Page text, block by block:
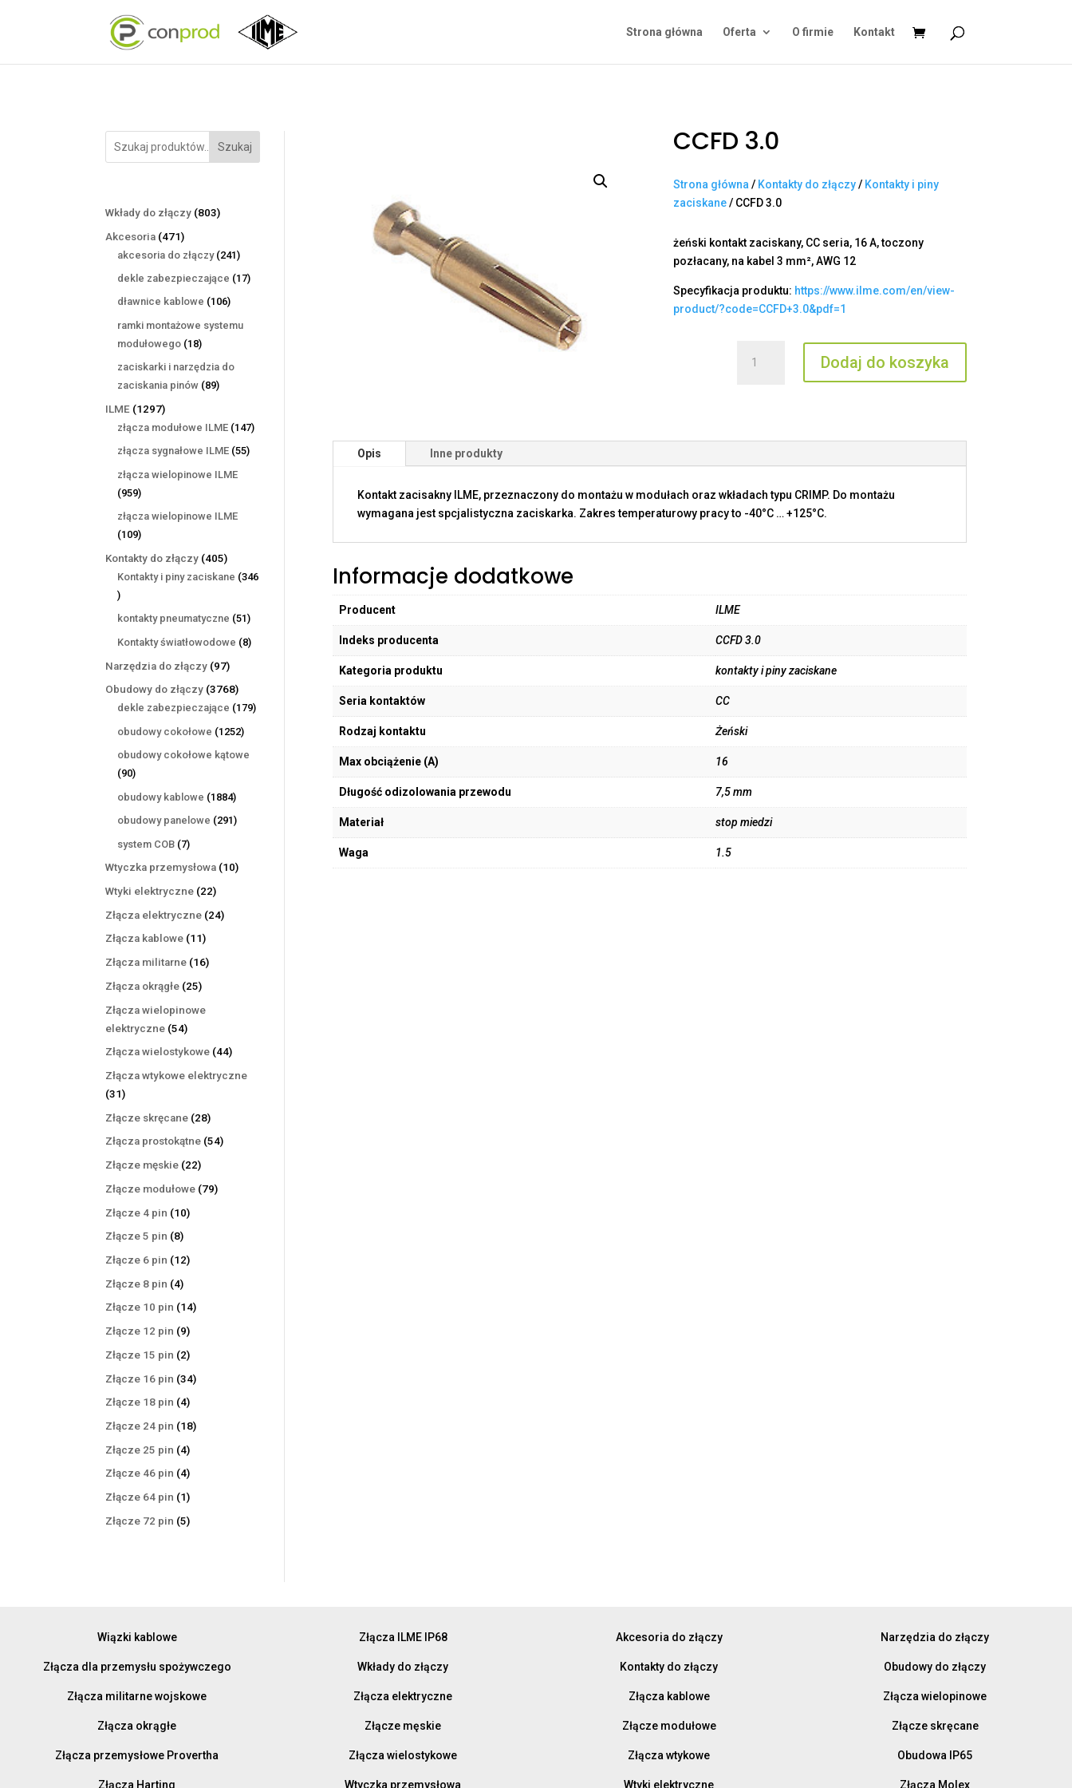
Strona główna Oferta O firmie Kontakt
Szukaj
Wkłady do złączy 803803
Akcesoria 471471
produktów
akcesoria do złączy 241241
produktów
dekle zabezpieczające 1717
dławnice kablowe 106106
ramki montażowe systemu
modułowego 1818
produktów
zaciskarki i narzędzia do
zaciskania pinów 8989
ILME 12971297
produktów
złącza modułowe ILME 147147
złącza sygnałowe ILME 5555
złącza wielopinowe ILME
959959
produktów
złącza wielopinowe ILME
109109
produktów
Kontakty do złączy 405405
produktów
Kontakty i piny zaciskane 346
346
produktów
kontakty pneumatyczne 5151
produktów
Kontakty światłowodowe 88
Narzędzia do złączy 9797
produktów
Obudowy do złączy 37683768
produktów
dekle zabezpieczające 179179
obudowy cokołowe 12521252
obudowy cokołowe kątowe
9090
produktów
obudowy kablowe 18841884
produkty
obudowy panelowe 291291
system COB 77
produktów
Wtyczka przemysłowa 1010
Wtyki elektryczne 2222
produkty
Złącza elektryczne 2424
Złącza kablowe 1111
produktów
Złącza militarne 1616
Złącza okrągłe 2525
Złącza wielopinowe
elektryczne 5454
produkty
Złącza wielostykowe 4444
Złącza wtykowe elektryczne
3131
produktów
Złącze skręcane 2828
produktów
Złącza prostokątne 5454
Złącze męskie 2222
produkty
Złącze modułowe 7979
Złącze 4 pin 1010
Złącze 5 pin 88
produktów
Złącze 6 pin 1212
Złącze 8 pin 44
produkty
Złącze 10 pin 1414
Złącze 12 pin 99
produktów
Złącze 15 pin 22
produkty
Złącze 16 pin 3434
Złącze 18 pin 44
produkty
Złącze 24 pin 1818
Złącze 25 pin 44
produkty
Złącze 46 pin 44
produkty
Złącze 64 pin 11
produkt
Złącze 72 pin 55
CCFD 3.0
Strona główna / Kontakty do złączy/ Kontakty i piny
zaciskane/ CCFD 3.0
żeński kontakt zaciskany, CC seria, 16 A, toczony
pozłacany, na kabel 3 mm², AWG 12
Specyfikacja produktu: https://www.ilme.com/en/view-
product/?code=CCFD+3.0&pdf=1
CCFD
Dodaj do koszyka
Opis Inne produkty
Kontakt zacisakny ILME, przeznaczony do montażu w modułach oraz wkładach typu CRIMP. Do montażu
wymagana jest spcjalistyczna zaciskarka. Zakres temperaturowy pracy to -40°C … +125°C.
Informacje dodatkowe
Producent ILME
Indeks producenta CCFD 3.0
Kategoria produktu kontakty i piny zaciskane
Seria kontaktów CC
Rodzaj kontaktu Żeński
Max obciążenie (A) 16
Długość odizolowania przewodu 7,5 mm
Materiał stop miedzi
Waga 1.5
Wiązki kablowe
Złącza dla przemysłu spożywczego
Złącza militarne wojskowe
Złącza okrągłe
Złącza przemysłowe Provertha
Złącza Harting
Złącza ILME IP68
Wkłady do złączy
Złącza elektryczne
Złącze męskie
Złącza wielostykowe
Wtyczka przemysłowa
Akcesoria do złączy
Kontakty do złączy
Złącza kablowe
Złącze modułowe
Złącza wtykowe
Wtyki elektryczne
Narzędzia do złączy
Obudowy do złączy
Złącza wielopinowe
Złącze skręcane
Obudowa IP65
Złącza Molex